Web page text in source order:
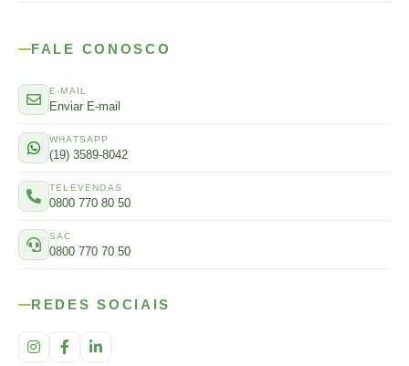
FALE CONOSCO
E-MAIL
Enviar E-mail
WHATSAPP
(19) 3589-8042
TELEVENDAS
0800 770 80 50
SAC
0800 770 70 50
REDES SOCIAIS